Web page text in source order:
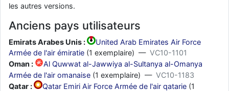
les autres versions.
Anciens pays utilisateurs
Emirats Arabes Unis :
United Arab Emirates Air Force
Armée de l'air émiratie (1 exemplaire) — VC10-1101
Oman :
Al Quwwat al-Jawwiya al-Sultanya al-Omanya
Armée de l'air omanaise (1 exemplaire) — VC10-1183
Qatar :
Qatar Emiri Air Force Armée de l'air qatarie (1